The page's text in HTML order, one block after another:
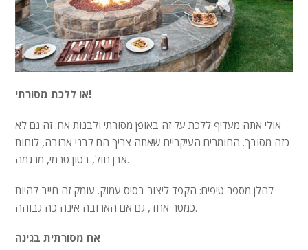
או ללכת מסורתי!
אולי אתה מעדיף ללכת על זה באופן מסורתי ולבנות אח. זה גם לא
כזה מסובך. החומרים העיקריים שאתה צריך הם לבני ארובה, לוחות
אבן חול, בטון טרמי, מרגמה.
להלן מספר טיפים: הקפד ליצור בסיס עמוק. עומק זה חייב להיות
כמטר אחד, גם אם הארובה אינה כה גבוהה.
אח מסורתית בגינה